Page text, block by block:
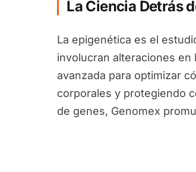
La Ciencia Detrás
La epigenética es el
involucran alteraciones en
avanzada para optimizar
corporales y protegiendo
de genes, Genomex